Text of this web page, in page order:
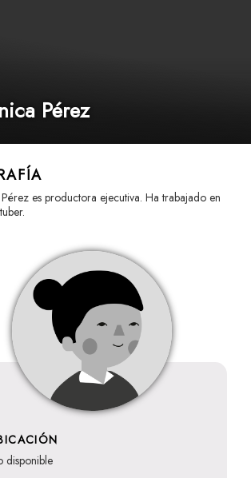
Pérez
es productora ejecutiva. Ha trabajado en
disponible